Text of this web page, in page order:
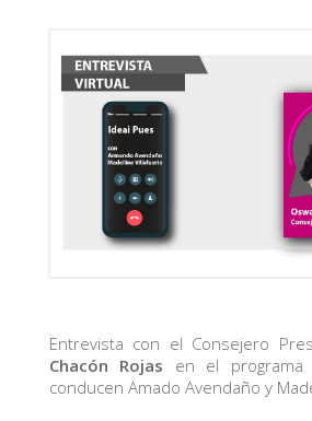
Entrevista con el Consejero
Chacón Rojas en el programa
conducen Amado Avendaño y